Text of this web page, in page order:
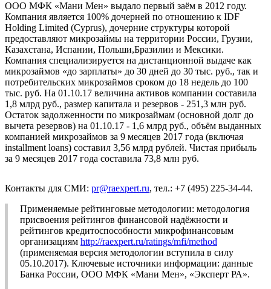
ООО МФК «Мани Мен» выдало первый заём в 2012 году.
Компания является 100% дочерней по отношению к IDF
Holding Limited (Cyprus), дочерние структуры которой
предоставляют микрозаймы на территории России, Грузии,
Казахстана, Испании, Польши,Бразилии и Мексики.
Компания специализируется на дистанционной выдаче как
микрозаймов «до зарплаты» до 30 дней до 30 тыс. руб., так и
потребительских микрозаймов сроком до 18 недель до 100
тыс. руб. На 01.10.17 величина активов компании составила
1,8 млрд руб., размер капитала и резервов - 251,3 млн руб.
Остаток задолженности по микрозаймам (основной долг до
вычета резервов) на 01.10.17 - 1,6 млрд руб., объём выданных
компанией микрозаймов за 9 месяцев 2017 года (включая
installment loans) составил 3,56 млрд рублей. Чистая прибыль
за 9 месяцев 2017 года составила 73,8 млн руб.
Контакты для СМИ: pr@raexpert.ru, тел.: +7 (495) 225-34-44.
Применяемые рейтинговые методологии: методология
присвоения рейтингов финансовой надёжности и
рейтингов кредитоспособности микрофинансовым
организациям http://raexpert.ru/ratings/mfi/method
(применяемая версия методологии вступила в силу
05.10.2017). Ключевые источники информации: данные
Банка России, ООО МФК «Мани Мен», «Эксперт РА».